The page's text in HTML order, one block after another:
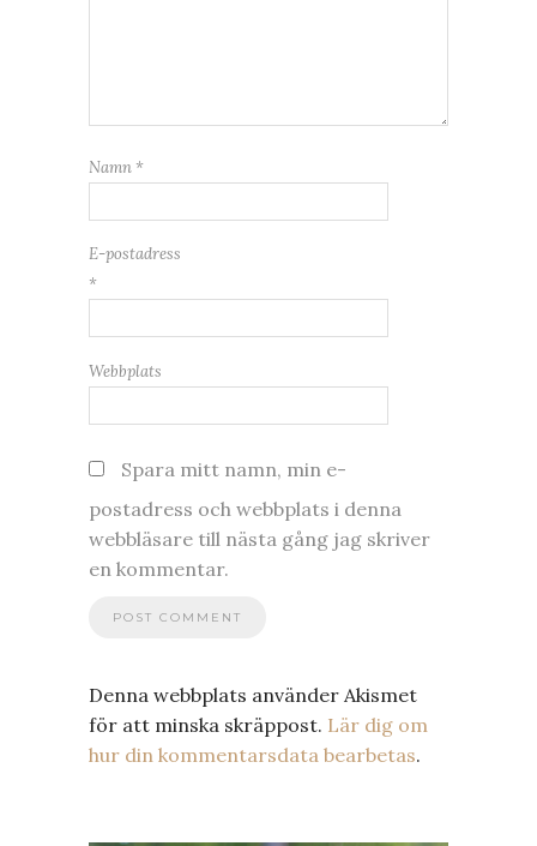
Namn *
E-postadress
*
Webbplats
Spara mitt namn, min e-
postadress och webbplats i denna
webbläsare till nästa gång jag skriver
en kommentar.
Denna webbplats använder Akismet
för att minska skräppost. Lär dig om
hur din kommentarsdata bearbetas.